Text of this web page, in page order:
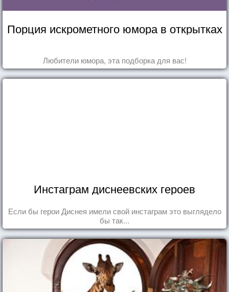
Порция искрометного юмора в открытках
Любители юмора, эта подборка для вас!
Инстаграм диснеевских героев
Если бы герои Диснея имели свой инстаграм это выглядело
бы так...